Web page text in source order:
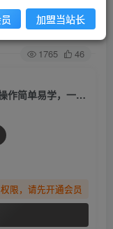
关注 私信
1765 46
（7572期）抖音图文带货9.0，低门槛，操作简单易学，一部手机，在家就能做，轻松爆单
限，请先开通会员
加盟当站长